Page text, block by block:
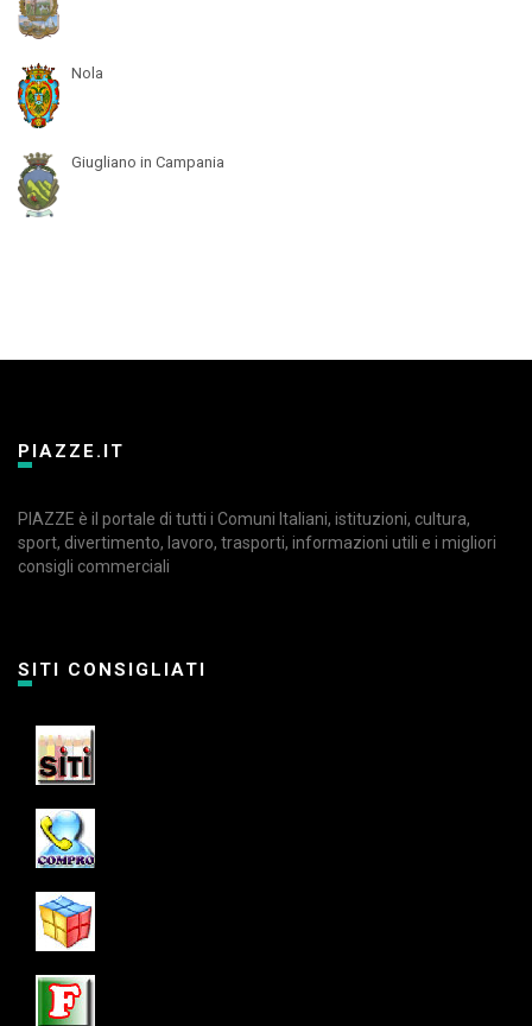
Nola
Giugliano in Campania
PIAZZE.IT
PIAZZE è il portale di tutti i Comuni Italiani, istituzioni, cultura,
sport, divertimento, lavoro, trasporti, informazioni utili e i migliori
consigli commerciali
SITI CONSIGLIATI